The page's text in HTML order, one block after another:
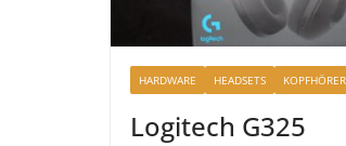
HARDWARE HEADSETS KOPFHÖRER
Logitech G325